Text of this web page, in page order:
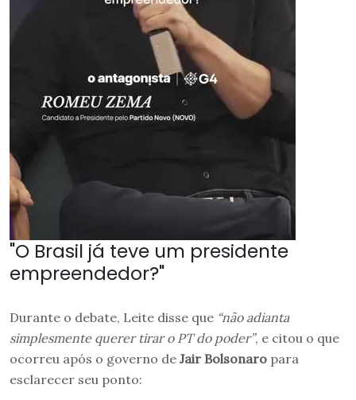
"O Brasil já teve um presidente
empreendedor?"
Durante o debate, Leite disse que “não adianta
simplesmente querer tirar o PT do poder”, e citou o que
ocorreu após o governo de Jair Bolsonaro para
esclarecer seu ponto: